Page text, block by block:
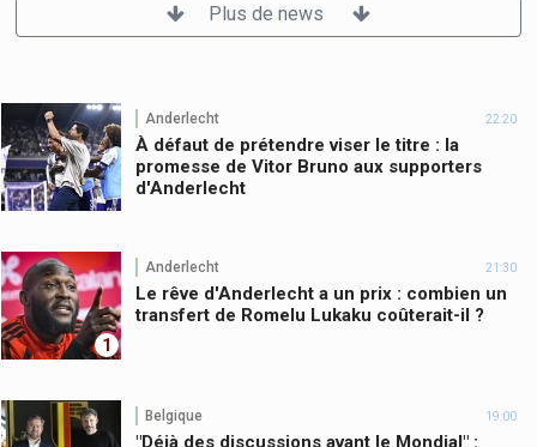
Plus de news
Anderlecht 22:20
À défaut de prétendre viser le titre : la
promesse de Vitor Bruno aux supporters
d'Anderlecht
1
Anderlecht 21:30
Le rêve d'Anderlecht a un prix : combien un
transfert de Romelu Lukaku coûterait-il ?
Belgique 19:00
"Déjà des discussions avant le Mondial" :